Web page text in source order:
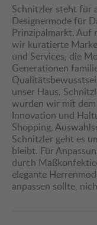
Schnitzler steht für
Designermode für
Prinzipalmarkt. Auf
wir kuratierte
und Services, die
Generationen
unser Haus.
wurden wir mit
Innovation und
Shopping,
Schnitzler geht es
bleibt. Für
durch
elegante
anpassen sollte,